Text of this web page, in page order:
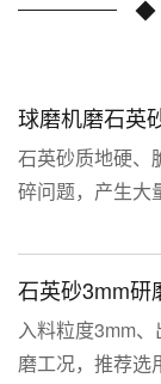
球磨机磨石英
石英砂质地硬、
碎问题，产生大
生产经验，可
维度优化，改善
入料粒度3mm
磨工况，推荐选